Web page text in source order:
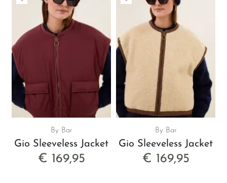
By Bar
Gio Sleeveless Jacket
€ 169,95
By Bar
Gio Sleeveless Jacket
€ 169,95